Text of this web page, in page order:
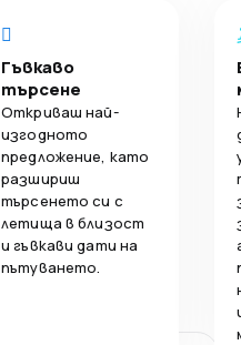
Гъвкаво
търсене
Откриваш най-
изгодното
предложение, като
разшириш
търсенето си с
летища в близост
и гъвкави дати на
пътуването.